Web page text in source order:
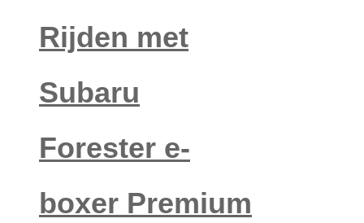
Rijden met
Subaru
Forester e-
boxer Premium